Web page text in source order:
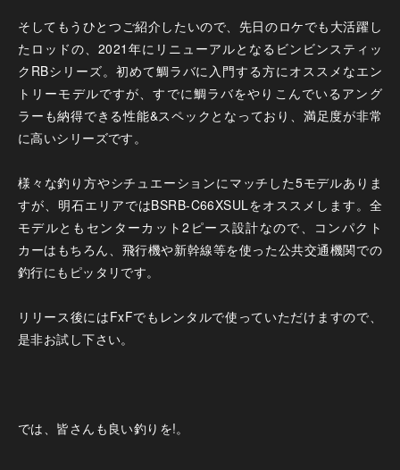
そしてもうひとつご紹介したいので、先日のロケでも大活躍し
たロッドの、2021年にリニューアルとなるビンビンスティッ
クRBシリーズ。初めて鯛ラバに入門する方にオススメなエン
トリーモデルですが、すでに鯛ラバをやりこんでいるアング
ラーも納得できる性能&スペックとなっており、満足度が非常
に高いシリーズです。
様々な釣り方やシチュエーションにマッチした5モデルありま
すが、明石エリアではBSRB-C66XSULをオススメします。全
モデルともセンターカット2ピース設計なので、コンパクト
カーはもちろん、飛行機や新幹線等を使った公共交通機関での
釣行にもピッタリです。
リリース後にはFxFでもレンタルで使っていただけますので、
是非お試し下さい。
では、皆さんも良い釣りを!。